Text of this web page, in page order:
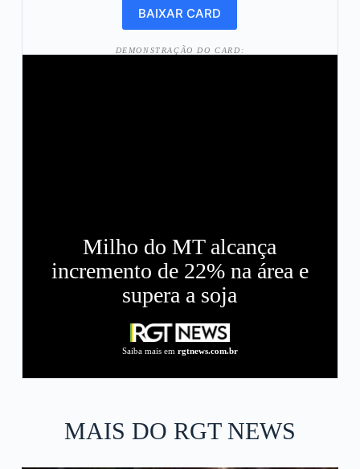
DEMONSTRAÇÃO DO CARD:
Milho do MT alcança
incremento de 22% na área e
supera a soja
Saiba mais em rgtnews.com.br
MAIS DO RGT NEWS